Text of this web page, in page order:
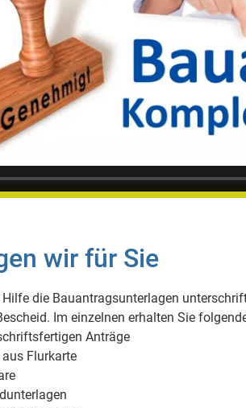
wir für Sie
Hilfe die Bauantragsunterlagen
Im einzelnen erhalten Sie
Anträge
Flurkarte